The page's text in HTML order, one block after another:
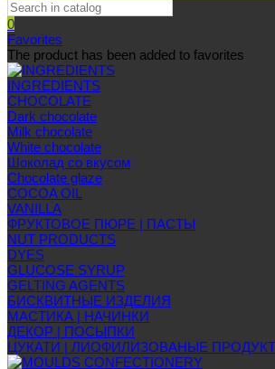
0
Favorites
The product has been added to favorites
INGREDIENTS
CHOCOLATE
Dark chocolate
Milk chocolate
White chocolate
Шоколад со вкусом
Chocolate glaze
COCOA OIL
VANILLA
ФРУКТОВОЕ ПЮРЕ | ПАСТЫ
NUT PRODUCTS
DYES
GLUCOSE SYRUP
GELTING AGENTS
БИСКВИТНЫЕ ИЗДЕЛИЯ
МАСТИКА | НАЧИНКИ
ДЕКОР | ПОСЫПКИ
ЦУКАТИ | ЛИОФИЛИЗОВАНЫЕ